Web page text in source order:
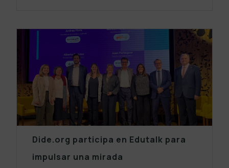
Dide.org participa en Edutalk para
impulsar una mirada